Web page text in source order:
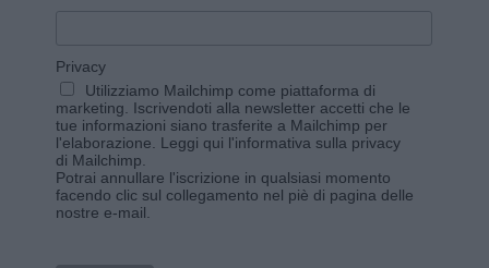
Privacy
Utilizziamo Mailchimp come piattaforma di
marketing. Iscrivendoti alla newsletter accetti che le
tue informazioni siano trasferite a Mailchimp per
l'elaborazione. Leggi qui l'informativa sulla privacy
di Mailchimp
Potrai annullare l'iscrizione in qualsiasi momento
facendo clic sul collegamento nel piè di pagina delle
nostre e-mail.